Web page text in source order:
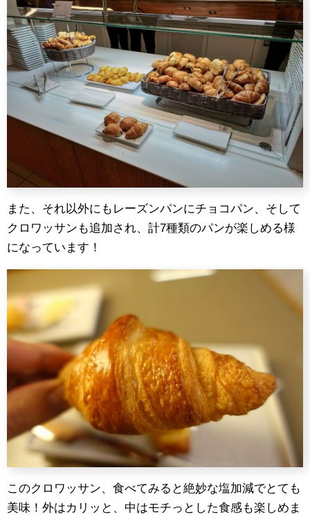
また、それ以外にもレーズンパンにチョコパン、そして
クロワッサンも追加され、計7種類のパンが楽しめる様
になっています！
このクロワッサン、食べてみると絶妙な塩加減でとても
美味！外はカリッと、中はモチっとした食感も楽しめま